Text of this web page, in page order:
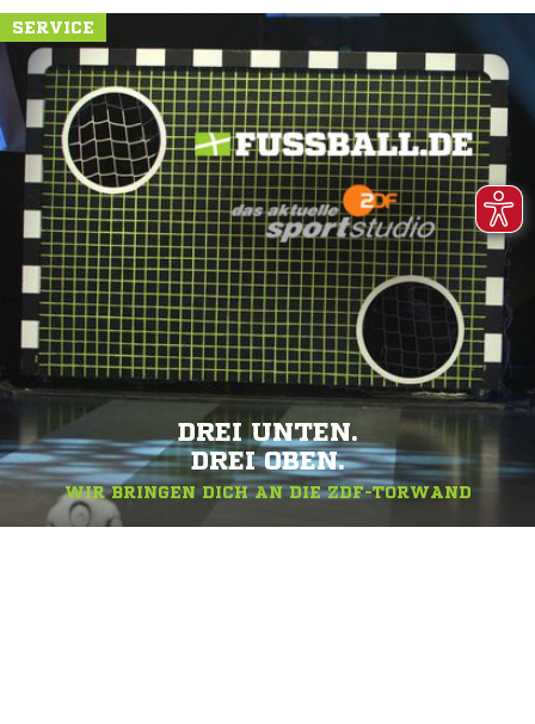
SERVICE
DREI UNTEN.
DREI OBEN.
WIR BRINGEN DICH AN DIE ZDF-TORWAND